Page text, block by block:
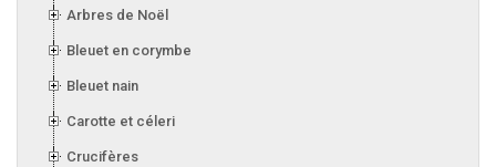
Arbres de Noël
Bleuet en corymbe
Bleuet nain
Carotte et céleri
Crucifères